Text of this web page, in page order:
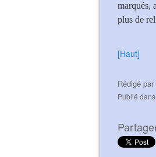
marqués,
plus de
[Haut]
Rédigé par
Publié dans